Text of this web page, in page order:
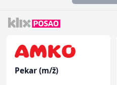
Konobar - Barmen (m/